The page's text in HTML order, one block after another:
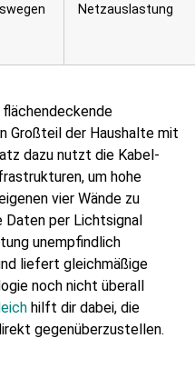
Netzauslastung
Großteil der Haushalte mit
dazu nutzt die Kabel-
um hohe
vier Wände zu
Daten per Lichtsignal
unempfindlich
liefert gleichmäßige
noch nicht überall
hilft dir dabei, die
gegenüberzustellen.